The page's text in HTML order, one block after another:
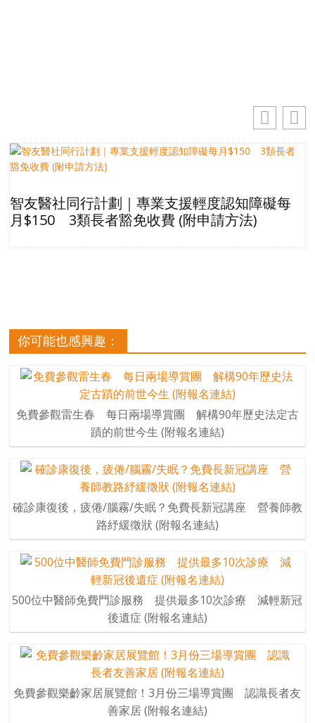
智友醫社同行計劃｜專業支援輕度認知障礙每
月$150 3類長者豁免收費 (附申請方法)
你可能也感興趣：
免費參觀雷生春 每日兩場導賞團 解構90年歷史法定古
蹟的前世今生 (附報名連結)
確診康復後，疲倦/腦霧/失眠？免費長新冠講座 營養師教
路紓緩徵狀 (附報名連結)
500位中醫師免費門診服務 提供最多10次診療 減輕新冠
後遺症 (附報名連結)
免費參觀樂齡家居展覽館！3月份三場導賞團 認識長者友
善家居 (附報名連結)